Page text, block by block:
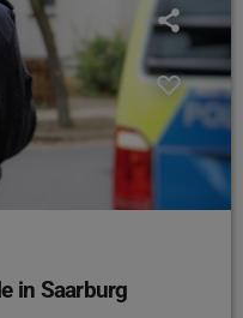
in Saarburg